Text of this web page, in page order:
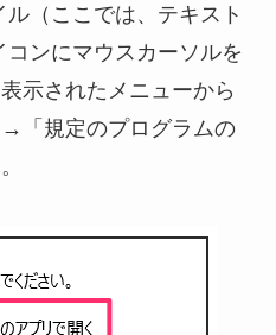
（ここでは、テキスト
コンにマウスカーソルを
示されたメニューから
→「規定のプログラムの